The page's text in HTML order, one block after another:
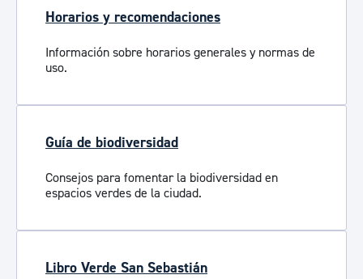
Horarios y recomendaciones
Información sobre horarios generales y normas de
uso.
Guía de biodiversidad
Consejos para fomentar la biodiversidad en
espacios verdes de la ciudad.
Libro Verde San Sebastián